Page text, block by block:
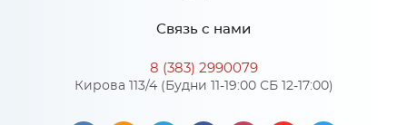
Связь с нами
8 (383) 2990079
Кирова 113/4 (Будни 11-19:00 СБ 12-17:00)